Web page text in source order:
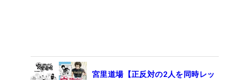
宮里道場【正反対の2人を同時レッ